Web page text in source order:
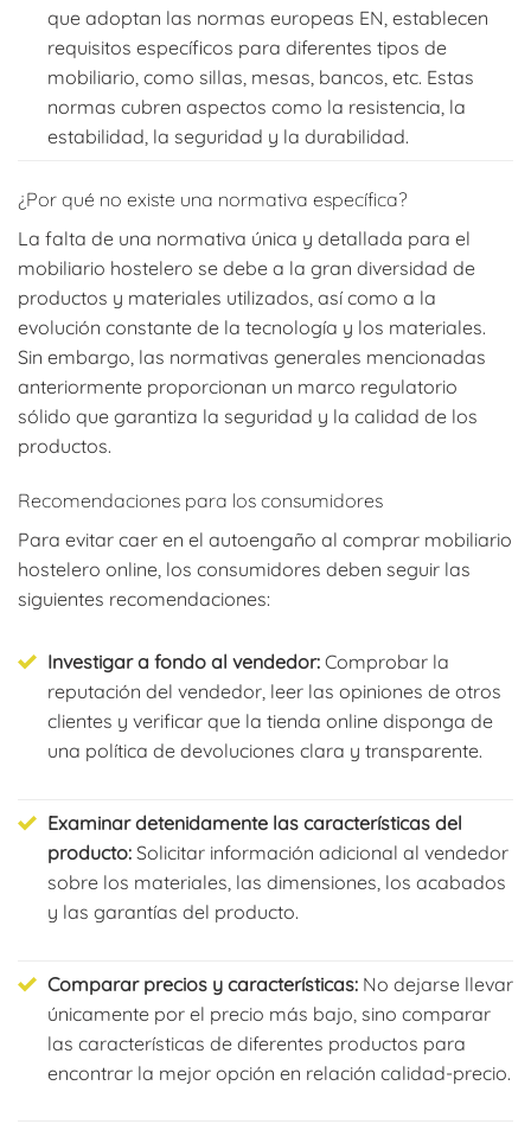
que adoptan las normas europeas EN, establecen
requisitos específicos para diferentes tipos de
mobiliario, como sillas, mesas, bancos, etc. Estas
normas cubren aspectos como la resistencia, la
estabilidad, la seguridad y la durabilidad.
¿Por qué no existe una normativa específica?
La falta de una normativa única y detallada para el
mobiliario hostelero se debe a la gran diversidad de
productos y materiales utilizados, así como a la
evolución constante de la tecnología y los materiales.
Sin embargo, las normativas generales mencionadas
anteriormente proporcionan un marco regulatorio
sólido que garantiza la seguridad y la calidad de los
productos.
Recomendaciones para los consumidores
Para evitar caer en el autoengaño al comprar mobiliario
hostelero online, los consumidores deben seguir las
siguientes recomendaciones:
Investigar a fondo al vendedor: Comprobar la
reputación del vendedor, leer las opiniones de otros
clientes y verificar que la tienda online disponga de
una política de devoluciones clara y transparente.
Examinar detenidamente las características del
producto: Solicitar información adicional al vendedor
sobre los materiales, las dimensiones, los acabados
y las garantías del producto.
Comparar precios y características: No dejarse llevar
únicamente por el precio más bajo, sino comparar
las características de diferentes productos para
encontrar la mejor opción en relación calidad-precio.